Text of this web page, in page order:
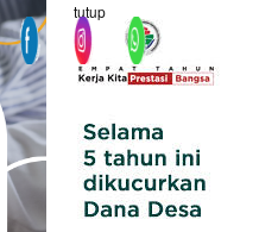
tutup